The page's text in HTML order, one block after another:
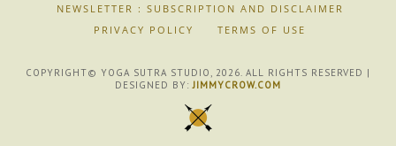
NEWSLETTER : SUBSCRIPTION AND DISCLAIMER
PRIVACY POLICY
TERMS OF USE
COPYRIGHT© YOGA SUTRA STUDIO, 2026. ALL RIGHTS RESERVED |
DESIGNED BY:JIMMYCROW.COM